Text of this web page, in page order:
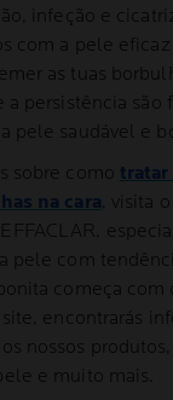
infeção e
com a pele
as tuas
a persistência são
pele saudável e
sobre como tratar
na cara , visita
pele com
começa com
encontrarás
nossos produtos,
e muito mais.